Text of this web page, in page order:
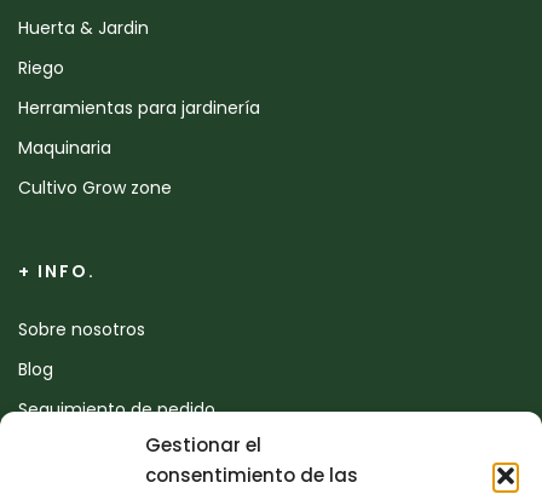
Gestionar el
consentimiento de las
Huerta & Jardin
Riego
Herramientas para jardinería
Maquinaria
Cultivo Grow zone
+ INFO.
Sobre nosotros
Blog
Seguimiento de pedido